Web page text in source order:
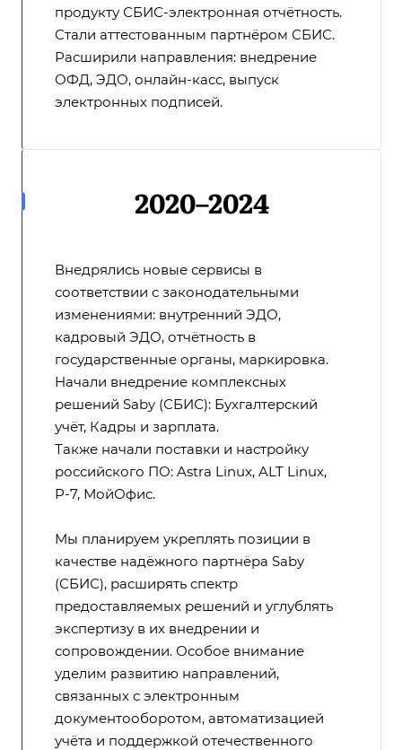
продукту СБИС-электронная отчётность.
Стали аттестованным партнёром СБИС.
Расширили направления: внедрение
ОФД, ЭДО, онлайн-касс, выпуск
электронных подписей.
2020–2024
Внедрялись новые сервисы в
соответствии с законодательными
изменениями: внутренний ЭДО,
кадровый ЭДО, отчётность в
государственные органы, маркировка.
Начали внедрение комплексных
решений Saby (СБИС): Бухгалтерский
учёт, Кадры и зарплата.
Также начали поставки и настройку
российского ПО: Astra Linux, ALT Linux,
Р-7, МойОфис.
Мы планируем укреплять позиции в
качестве надёжного партнёра Saby
(СБИС), расширять спектр
предоставляемых решений и углублять
экспертизу в их внедрении и
сопровождении. Особое внимание
уделим развитию направлений,
связанных с электронным
документооборотом, автоматизацией
учёта и поддержкой отечественного